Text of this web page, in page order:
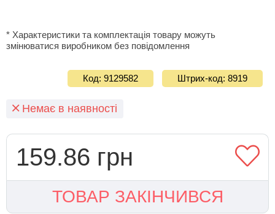
* Характеристики та комплектація товару можуть
змінюватися виробником без повідомлення
Код: 9129582 Штрих-код: 8919
Немає в наявності
159.86 грн
ТОВАР ЗАКІНЧИВСЯ